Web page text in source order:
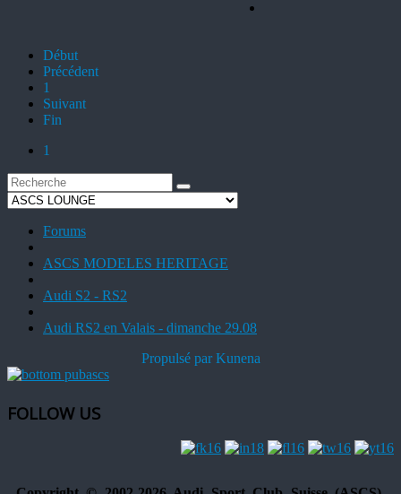
Début
Précédent
1
Suivant
Fin
1
Forums
ASCS MODELES HERITAGE
Audi S2 - RS2
Audi RS2 en Valais - dimanche 29.08
Propulsé parKunena
FOLLOW US